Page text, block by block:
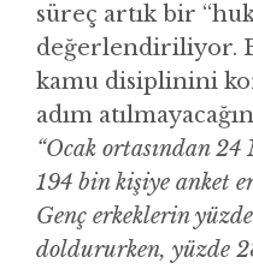
süreç artık bir
değerlendiriliyor.
kamu disiplinini
adım
“Ocak ortasından 24
194 bin kişiye anket
Genç erkeklerin
doldururken, yüzde